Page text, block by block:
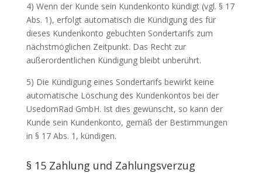
4) Wenn der Kunde sein Kundenkonto kündigt (vgl. § 17
Abs. 1), erfolgt automatisch die Kündigung des für
dieses Kundenkonto gebuchten Sondertarifs zum
nächstmöglichen Zeitpunkt. Das Recht zur
außerordentlichen Kündigung bleibt unberührt.
5) Die Kündigung eines Sondertarifs bewirkt keine
automatische Löschung des Kundenkontos bei der
UsedomRad GmbH. Ist dies gewünscht, so kann der
Kunde sein Kundenkonto, gemäß der Bestimmungen
in § 17 Abs. 1, kündigen.
§ 15 Zahlung und Zahlungsverzug